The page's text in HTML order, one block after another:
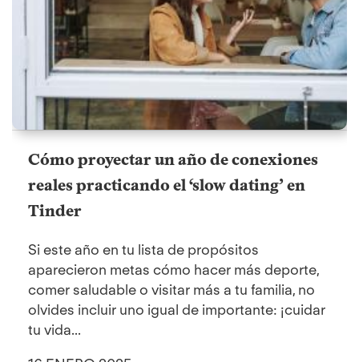
Cómo proyectar un año de conexiones
reales practicando el ‘slow dating’ en
Tinder
Si este año en tu lista de propósitos
aparecieron metas cómo hacer más deporte,
comer saludable o visitar más a tu familia, no
olvides incluir uno igual de importante: ¡cuidar
tu vida...